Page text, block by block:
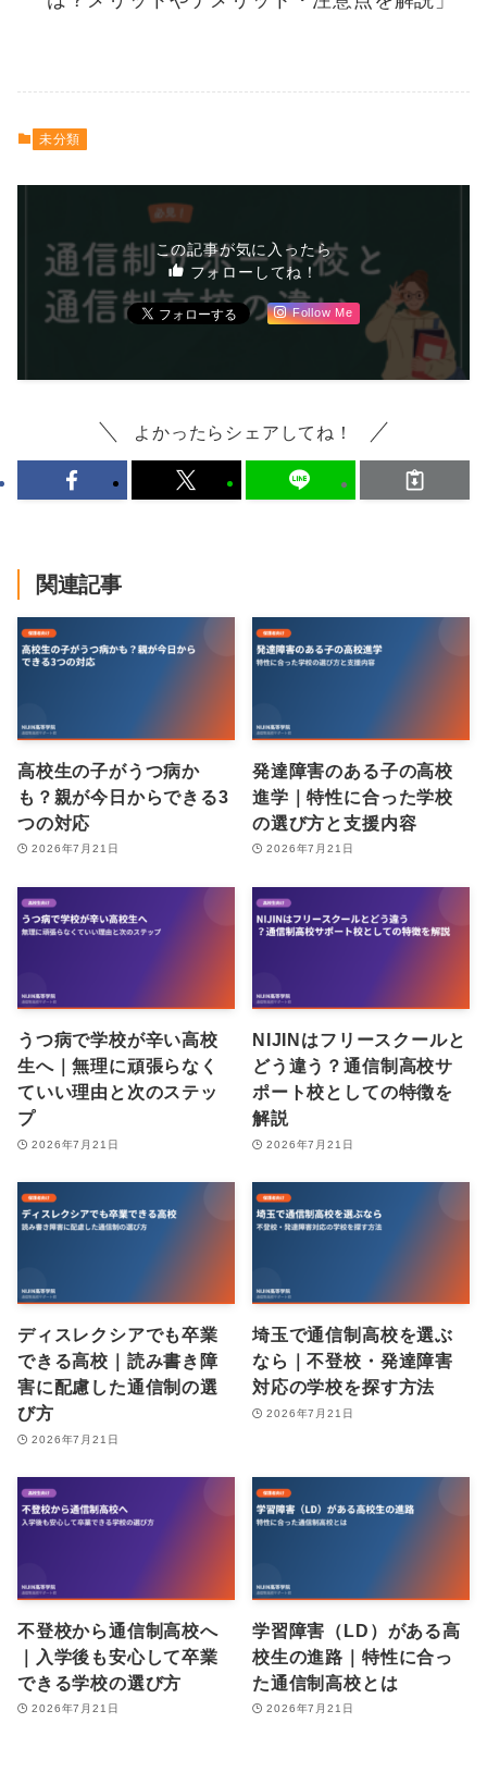
未分類
この記事が気に入ったら
フォローしてね！
Follow Me
よかったらシェアしてね！
関連記事
高校生の子がうつ病か
も？親が今日からできる3
つの対応
2026年7月21日
発達障害のある子の高校
進学｜特性に合った学校
の選び方と支援内容
2026年7月21日
うつ病で学校が辛い高校
生へ｜無理に頑張らなく
ていい理由と次のステッ
プ
2026年7月21日
NIJINはフリースクールと
どう違う？通信制高校サ
ポート校としての特徴を
解説
2026年7月21日
ディスレクシアでも卒業
できる高校｜読み書き障
害に配慮した通信制の選
び方
2026年7月21日
埼玉で通信制高校を選ぶ
なら｜不登校・発達障害
対応の学校を探す方法
2026年7月21日
不登校から通信制高校へ
｜入学後も安心して卒業
できる学校の選び方
2026年7月21日
学習障害（LD）がある高
校生の進路｜特性に合っ
た通信制高校とは
2026年7月21日